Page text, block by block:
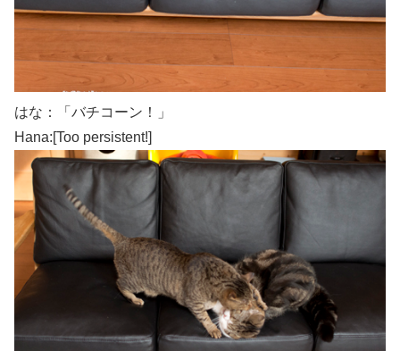
はな：「バチコーン！」
Hana:[Too persistent!]